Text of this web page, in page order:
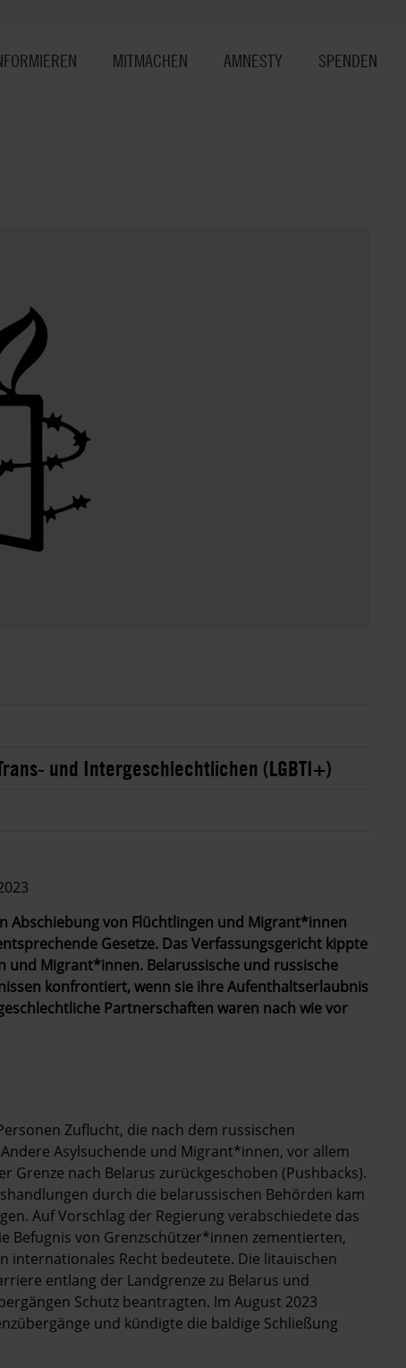
MITMACHEN AMNESTY SPENDEN
und Intergeschlechtlichen (LGBTI+)
Abschiebung von Flüchtlingen und Migrant*innen
Gesetze. Das Verfassungsgericht kippte
und Migrant*innen. Belarussische und russische
konfrontiert, wenn sie ihre Aufenthaltserlaubnis
Partnerschaften waren nach wie vor
Zuflucht, die nach dem russischen
Asylsuchende und Migrant*innen, vor allem
Grenze nach Belarus zurückgeschoben (Pushbacks).
durch die belarussischen Behörden kam
Auf Vorschlag der Regierung verabschiedete das
Befugnis von Grenzschützer*innen zementierten,
internationales Recht bedeutete. Die litauischen
entlang der Landgrenze zu Belarus und
Schutz beantragten. Im August 2023
und kündigte die baldige Schließung